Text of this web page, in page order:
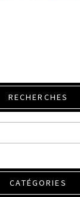
RECHERCHES
CATÉGORIES